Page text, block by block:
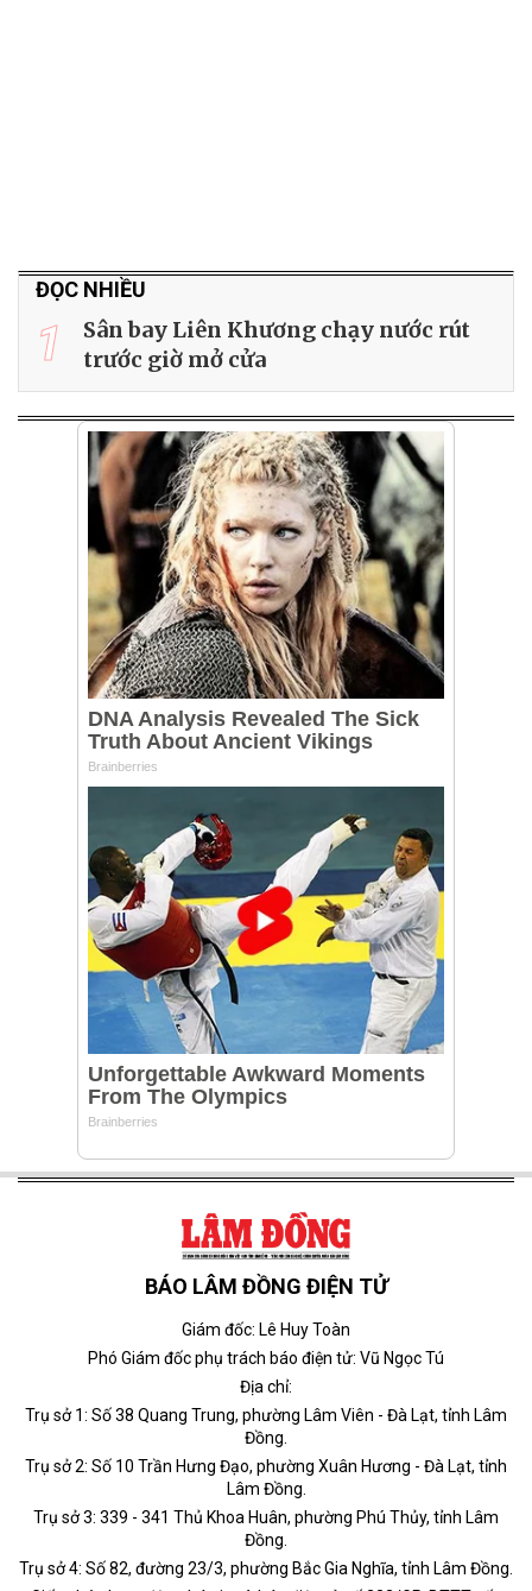
ĐỌC NHIỀU
1
Sân bay Liên Khương chạy nước rút
trước giờ mở cửa
BÁO LÂM ĐỒNG ĐIỆN TỬ
Giám đốc: Lê Huy Toàn
Phó Giám đốc phụ trách báo điện tử: Vũ Ngọc Tú
Địa chỉ:
Trụ sở 1: Số 38 Quang Trung, phường Lâm Viên - Đà Lạt, tỉnh Lâm
Đồng.
Trụ sở 2: Số 10 Trần Hưng Đạo, phường Xuân Hương - Đà Lạt, tỉnh
Lâm Đồng.
Trụ sở 3: 339 - 341 Thủ Khoa Huân, phường Phú Thủy, tỉnh Lâm
Đồng.
Trụ sở 4: Số 82, đường 23/3, phường Bắc Gia Nghĩa, tỉnh Lâm Đồng.